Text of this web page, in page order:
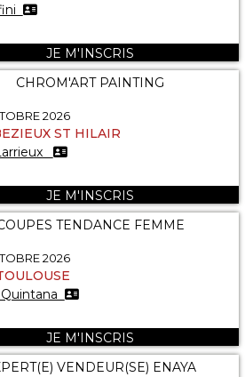
JE M'INSCRIS
CHROM'ART PAINTING
2026
ST HILAIR
JE M'INSCRIS
TENDANCE FEMME
2026
JE M'INSCRIS
VENDEUR(SE) ENAYA